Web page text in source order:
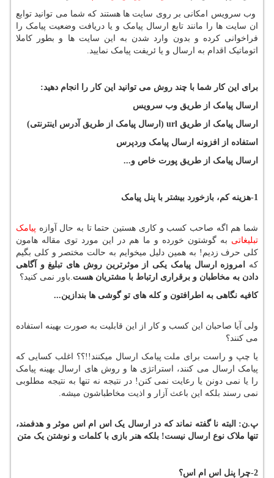
وب سرویس امکانی بر روی سایت ها هستند که شما می توانید توابع
ان سایت ها را مانند تابع ارسال پیامک و یا دریافت وضعیت پیامک را
فراخوانی کرده و بدون وارد شدن به این سایت ها و بطور کاملا
اتوماتیک اقدام به ارسال و یا ئریفت پیامک نمایید.
برای این کار شما با چند روش می توانید این کار را انجام دهید:
ارسال پیامک از طریق وب سرویس
ارسال پیامک از طریق url (ارسال پیامک از طریق آدرس اینترنتی)
استفاده از افزونه ارسال پیامک وردپرس
ارسال پیامک از طریق پورت خاص و...
1-هزینه کم ، بازخورد بیشتر با پنل پیامک
شما هم اگه صاحب کسب و کاری هستین حتما تا به حال آوازه پیامک
تبلیغاتی به گوشتون خورده و ما هم در این مورد توی مقاله هامون
کلی حرف زدیم! به همین دلیل میخوایم به حالت مختصر و کلی بگیم
که
امروزه ارسال پیامک یکی از موثرترین روش های تبلیغ و آگاهی
دادن به مخاطبان و برقراری ارتباط با مشتریان هست.باور نمی کنید؟
کافیه نگاهی به اطرافتون و کله های تو گوشی ها بندازین...
ولی آیا صاحبان این کسب و کار از این قابلیت به صورت بهینه استفاده
می کنند؟
یا چپ و راست برای ملت پیامک ارسال میکنند!!؟؟ اغلب کسایی که
پیامک ارسال می کنند، استراتژی ها و روش های ارسال بهینه پیامک
را یا نمی دونن یا رعایت نمی کنن! در نتیجه نه تنها به نتیجه مطلوبی
نمی رسند بلکه این باعث آزار و اذیت مخاطباشون میشه.
پ.ن: البته نا گفته نماند که در ارسال یک اس ام اس موثر و هدفمند،
تنها ملاک نوع ارسال نیست! بلکه هنر بازی با کلمات و نوشتن یک متن
2-چرا پنل اس ام اس؟